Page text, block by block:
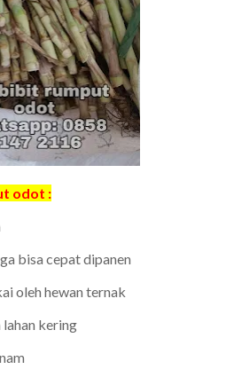
odot :
bisa cepat dipanen
oleh hewan ternak
lahan kering